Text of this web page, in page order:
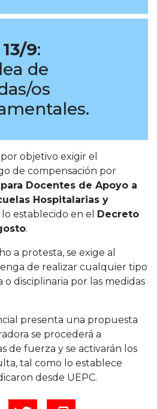
9:
de
os
objetivo exigir el
de compensación por
Docentes de Apoyo a
Hospitalarias y
establecido en el Decreto
.
a protesta, se exige al
de realizar cualquier tipo
o disciplinaria por las medidas
presenta una propuesta
se procederá a
de fuerza y se activarán los
tal como lo establece
desde UEPC.